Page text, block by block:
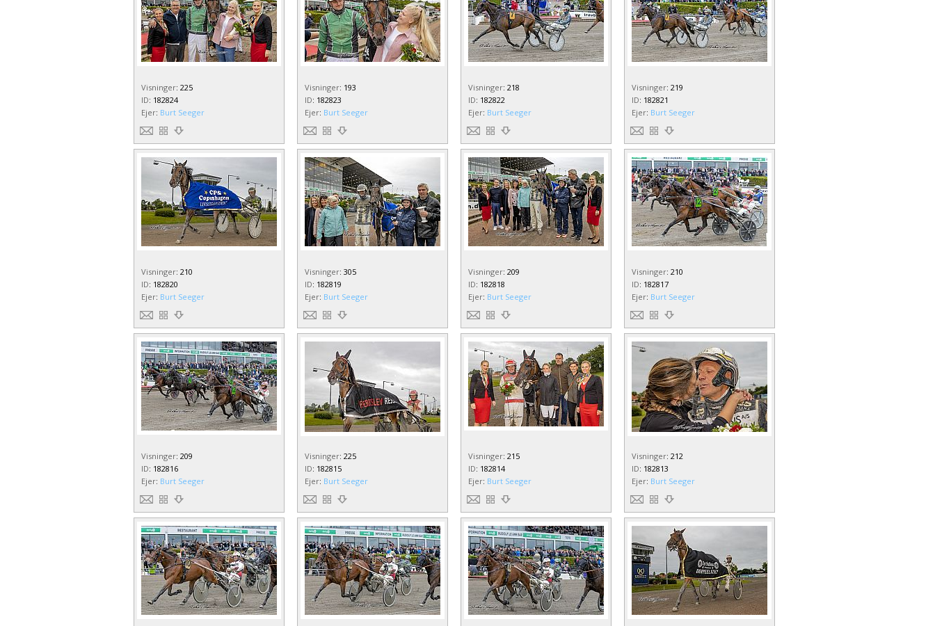
Visninger: 225
ID: 182824
Ejer: Burt Seeger
Visninger: 193
ID: 182823
Ejer: Burt Seeger
Visninger: 218
ID: 182822
Ejer: Burt Seeger
Visninger: 219
ID: 182821
Ejer: Burt Seeger
Visninger: 210
ID: 182820
Ejer: Burt Seeger
Visninger: 305
ID: 182819
Ejer: Burt Seeger
Visninger: 209
ID: 182818
Ejer: Burt Seeger
Visninger: 210
ID: 182817
Ejer: Burt Seeger
Visninger: 209
ID: 182816
Ejer: Burt Seeger
Visninger: 225
ID: 182815
Ejer: Burt Seeger
Visninger: 215
ID: 182814
Ejer: Burt Seeger
Visninger: 212
ID: 182813
Ejer: Burt Seeger